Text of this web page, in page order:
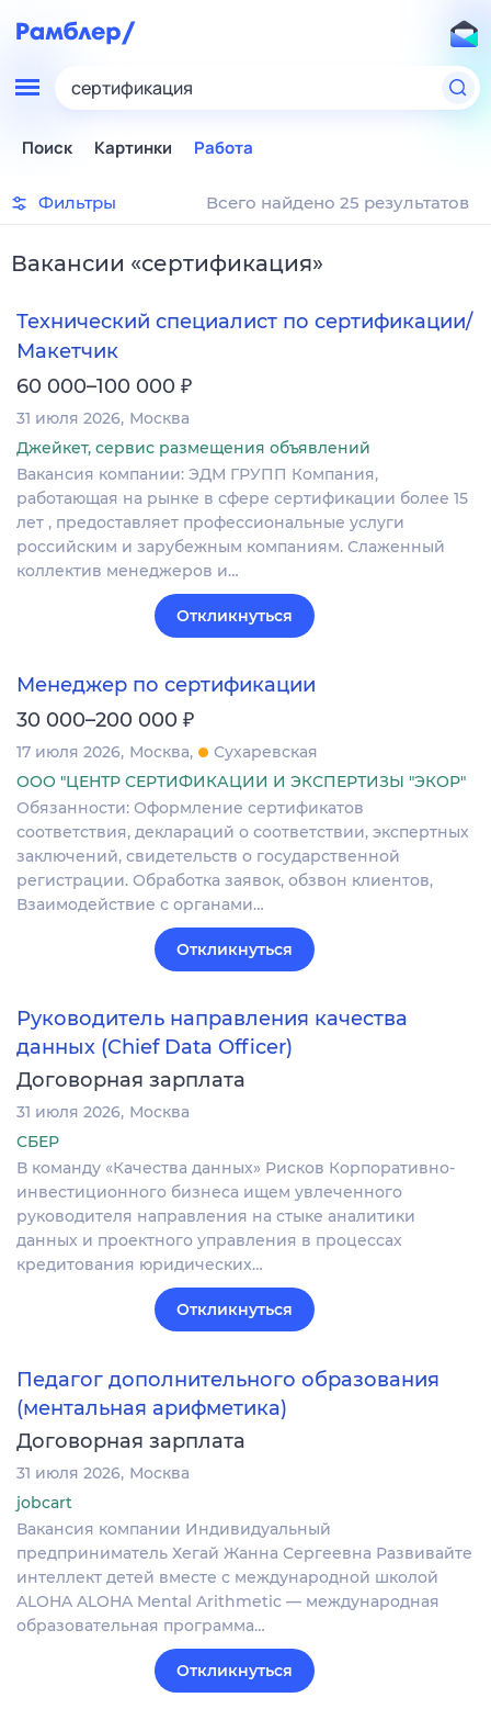
сертификация
Поиск Картинки Работа
Фильтры Всего найдено 25 результатов
Вакансии «сертификация»
Технический специалист по сертификации/
Макетчик
60 000–100 000 ₽
31 июля 2026 Москва
Джейкет, сервис размещения объявлений
Вакансия компании: ЭДМ ГРУПП Компания,
работающая на рынке в сфере сертификации более 15
лет , предоставляет профессиональные услуги
российским и зарубежным компаниям. Слаженный
коллектив менеджеров и…
Откликнуться
Менеджер по сертификации
30 000–200 000 ₽
17 июля 2026 Москва
Сухаревская
ООО "ЦЕНТР СЕРТИФИКАЦИИ И ЭКСПЕРТИЗЫ "ЭКОР"
Обязанности: Оформление сертификатов
соответствия, деклараций о соответствии, экспертных
заключений, свидетельств о государственной
регистрации. Обработка заявок, обзвон клиентов,
Взаимодействие с органами…
Откликнуться
Руководитель направления качества
данных (Chief Data Officer)
Договорная зарплата
31 июля 2026 Москва
СБЕР
В команду «Качества данных» Рисков Корпоративно-
инвестиционного бизнеса ищем увлеченного
руководителя направления на стыке аналитики
данных и проектного управления в процессах
кредитования юридических…
Откликнуться
Педагог дополнительного образования
(ментальная арифметика)
Договорная зарплата
31 июля 2026 Москва
jobcart
Вакансия компании Индивидуальный
предприниматель Хегай Жанна Сергеевна Развивайте
интеллект детей вместе с международной школой
ALOHA ALOHA Mental Arithmetic — международная
образовательная программа…
Откликнуться